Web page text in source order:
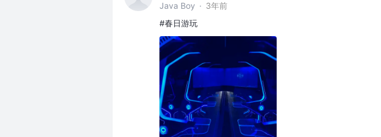
Java Boy · 3年前
#春日游玩